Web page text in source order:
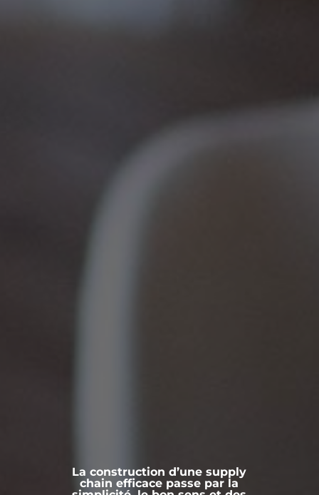
La construction d’une supply
chain efficace passe par la